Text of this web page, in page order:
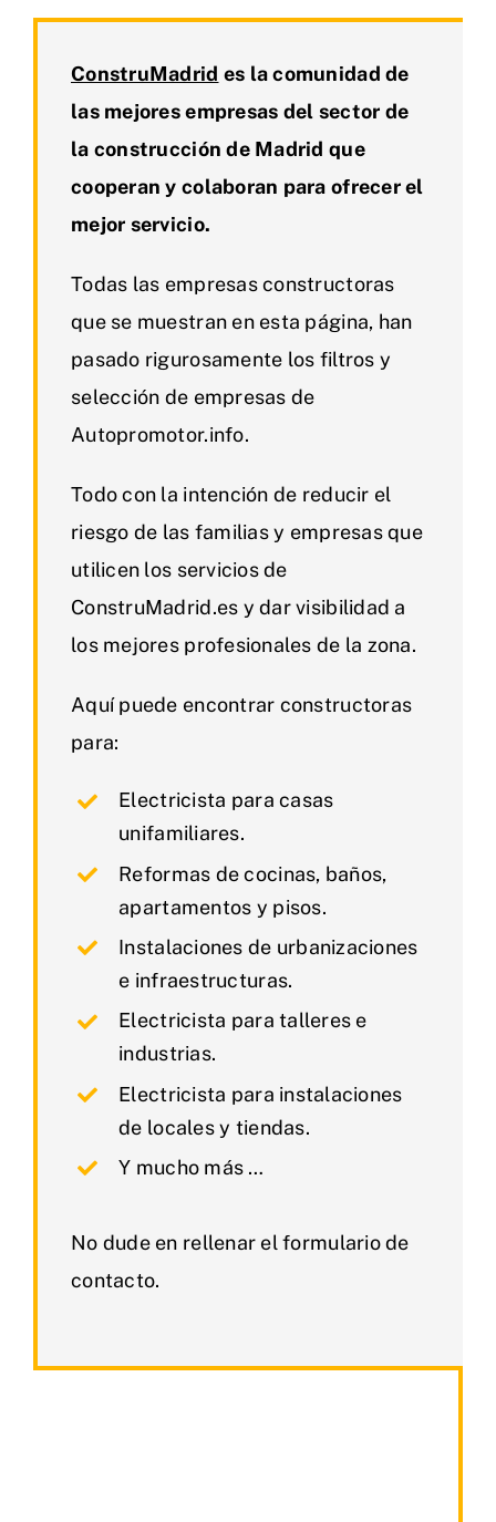
ConstruMadrid es la comunidad de
las mejores empresas del sector de
la construcción de Madrid que
cooperan y colaboran para ofrecer el
mejor servicio.
Todas las empresas constructoras
que se muestran en esta página, han
pasado rigurosamente los filtros y
selección de empresas de
Autopromotor.info.
Todo con la intención de reducir el
riesgo de las familias y empresas que
utilicen los servicios de
ConstruMadrid.es y dar visibilidad a
los mejores profesionales de la zona.
Aquí puede encontrar constructoras
para:
Electricista para casas
unifamiliares.
Reformas de cocinas, baños,
apartamentos y pisos.
Instalaciones de urbanizaciones
e infraestructuras.
Electricista para talleres e
industrias.
Electricista para instalaciones
de locales y tiendas.
Y mucho más …
No dude en rellenar el formulario de
contacto.